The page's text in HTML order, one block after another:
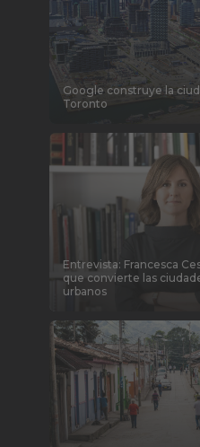
Google construye la
Toronto
Entrevista: Francesca
que convierte las
urbanos